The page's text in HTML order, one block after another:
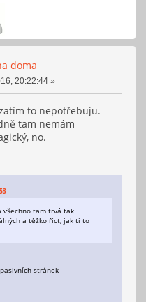
doma
20:22:44 »
to nepotřebuju.
tam nemám
no.
všechno tam trvá tak
a těžko říct, jak ti to
stránek